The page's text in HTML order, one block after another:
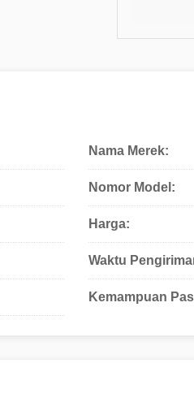
Nama Merek:
Nomor Model:
Harga:
Waktu
Kemampuan